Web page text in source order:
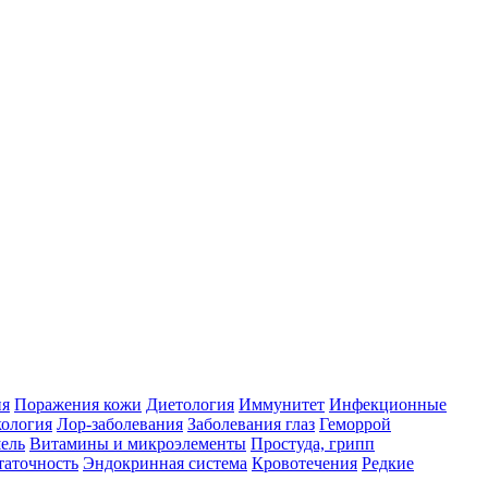
Поражения кожи Диетология Иммунитет Инфекционные
Лор-заболевания Заболевания глаз Геморрой
Витамины и микроэлементы Простуда, грипп
Эндокринная система Кровотечения Редкие